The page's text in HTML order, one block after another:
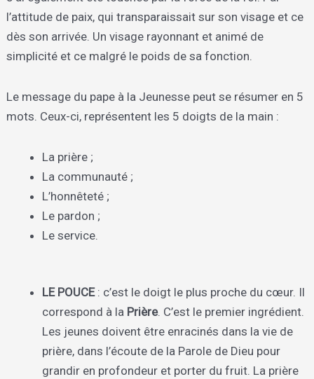
l’attitude de paix, qui transparaissait sur son visage et ce
dès son arrivée. Un visage rayonnant et animé de
simplicité et ce malgré le poids de sa fonction.
Le message du pape à la Jeunesse peut se résumer en 5
mots. Ceux-ci, représentent les 5 doigts de la main :
La prière ;
La communauté ;
L’honnêteté ;
Le pardon ;
Le service.
LE POUCE : c’est le doigt le plus proche du cœur. Il
correspond à la Prière. C’est le premier ingrédient.
Les jeunes doivent être enracinés dans la vie de
prière, dans l’écoute de la Parole de Dieu pour
grandir en profondeur et porter du fruit. La prière